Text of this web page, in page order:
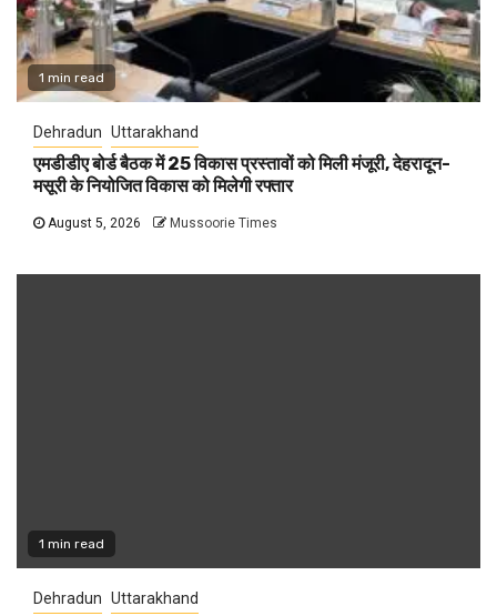
1 min read
Dehradun Uttarakhand
एमडीडीए बोर्ड बैठक में 25 विकास प्रस्तावों को मिली मंजूरी, देहरादून-
मसूरी के नियोजित विकास को मिलेगी रफ्तार
August 5, 2026 Mussoorie Times
1 min read
Dehradun Uttarakhand